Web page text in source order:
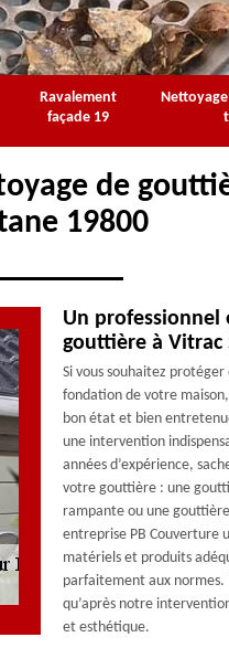
Ravalement
façade 19
de
19800
Un professionnel
gouttière à Vitrac
Si vous souhaitez
fondation de votre
bon état et bien
une intervention
années d’expérience,
votre gouttière : une
rampante ou une
entreprise PB Couverture
matériels et produits
parfaitement aux normes.
qu’après notre
et esthétique.